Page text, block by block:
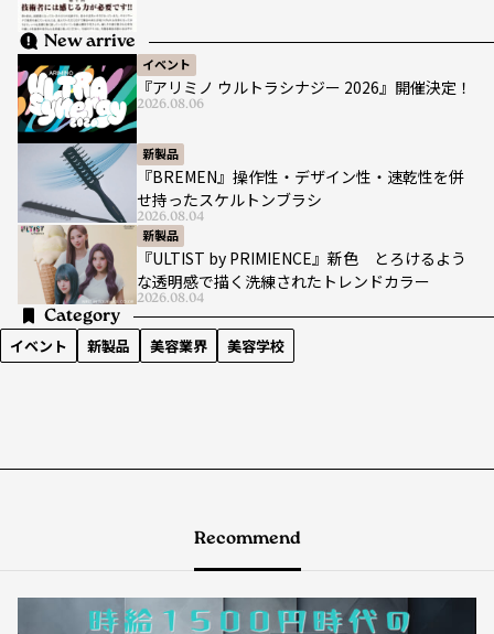
New arrive
イベント
『アリミノ ウルトラシナジー 2026』開催決定！
2026.08.06
新製品
『BREMEN』操作性・デザイン性・速乾性を併
せ持ったスケルトンブラシ
2026.08.04
新製品
『ULTIST by PRIMIENCE』新色 とろけるよう
な透明感で描く洗練されたトレンドカラー
2026.08.04
Category
イベント 新製品 美容業界 美容学校
Recommend